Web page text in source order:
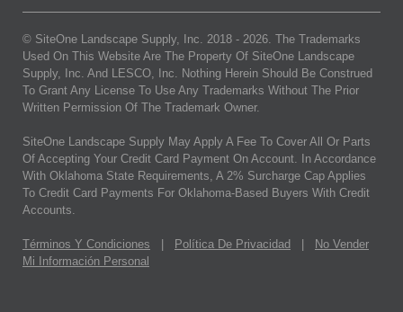
© SiteOne Landscape Supply, Inc. 2018 - 2026. The Trademarks
Used On This Website Are The Property Of SiteOne Landscape
Supply, Inc. And LESCO, Inc. Nothing Herein Should Be Construed
To Grant Any License To Use Any Trademarks Without The Prior
Written Permission Of The Trademark Owner.
SiteOne Landscape Supply May Apply A Fee To Cover All Or Parts
Of Accepting Your Credit Card Payment On Account. In Accordance
With Oklahoma State Requirements, A 2% Surcharge Cap Applies
To Credit Card Payments For Oklahoma-Based Buyers With Credit
Accounts.
Términos Y Condiciones Política De Privacidad
No Vender
Mi Información Personal